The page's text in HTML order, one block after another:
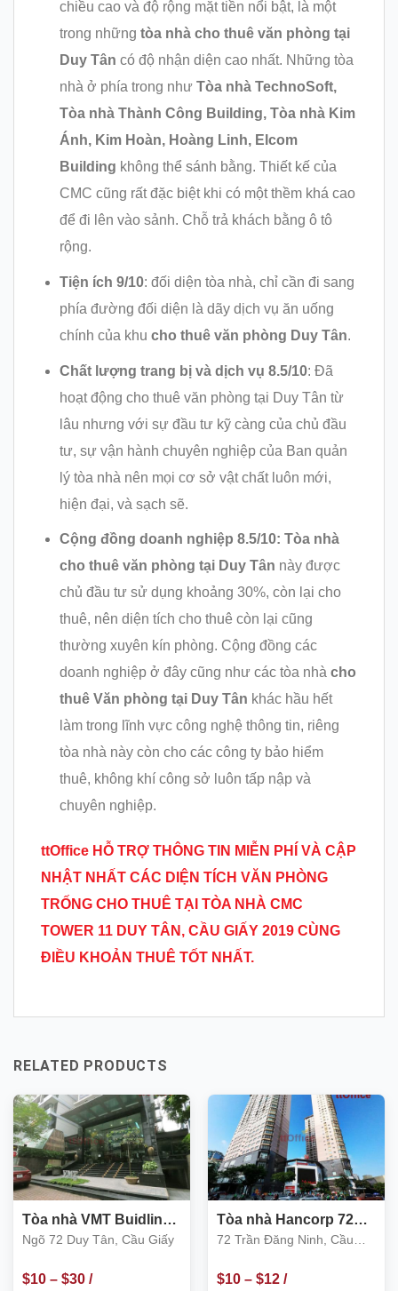
chiều cao và độ rộng mặt tiền nổi bật, là một
trong những tòa nhà cho thuê văn phòng tại
Duy Tân có độ nhận diện cao nhất. Những tòa
nhà ở phía trong như Tòa nhà TechnoSoft,
Tòa nhà Thành Công Building, Tòa nhà Kim
Ánh, Kim Hoàn, Hoàng Linh, Elcom
Building không thể sánh bằng. Thiết kế của
CMC cũng rất đặc biệt khi có một thềm khá cao
để đi lên vào sảnh. Chỗ trả khách bằng ô tô
rộng.
Tiện ích 9/10: đối diện tòa nhà, chỉ cần đi sang
phía đường đối diện là dãy dịch vụ ăn uống
chính của khu cho thuê văn phòng Duy Tân.
Chất lượng trang bị và dịch vụ 8.5/10: Đã
hoạt động cho thuê văn phòng tại Duy Tân từ
lâu nhưng với sự đầu tư kỹ càng của chủ đầu
tư, sự vận hành chuyên nghiệp của Ban quản
lý tòa nhà nên mọi cơ sở vật chất luôn mới,
hiện đại, và sạch sẽ.
Cộng đồng doanh nghiệp 8.5/10: Tòa nhà
cho thuê văn phòng tại Duy Tân này được
chủ đầu tư sử dụng khoảng 30%, còn lại cho
thuê, nên diện tích cho thuê còn lại cũng
thường xuyên kín phòng. Cộng đồng các
doanh nghiệp ở đây cũng như các tòa nhà cho
thuê Văn phòng tại Duy Tân khác hầu hết
làm trong lĩnh vực công nghệ thông tin, riêng
tòa nhà này còn cho các công ty bảo hiểm
thuê, không khí công sở luôn tấp nập và
chuyên nghiệp.
ttOffice HỖ TRỢ THÔNG TIN MIỄN PHÍ VÀ CẬP
NHẬT NHẤT CÁC DIỆN TÍCH VĂN PHÒNG
TRỐNG CHO THUÊ TẠI TÒA NHÀ CMC
TOWER 11 DUY TÂN, CẦU GIẤY 2019 CÙNG
ĐIỀU KHOẢN THUÊ TỐT NHẤT.
RELATED PRODUCTS
Tòa nhà VMT Buidling,
Ngõ 72 Duy Tân, Cầu
Ngõ 72 Duy Tân, Cầu Giấy
$10– $30/
Tòa nhà Hancorp 72
Trần Đăng Ninh Cầu
72 Trần Đăng Ninh, Cầu
$10– $12/